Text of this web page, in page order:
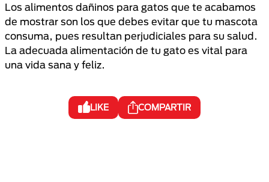
Los alimentos dañinos para gatos que te acabamos
de mostrar son los que debes evitar que tu mascota
consuma, pues resultan perjudiciales para su salud.
La adecuada alimentación de tu gato es vital para
una vida sana y feliz.
LIKE COMPARTIR